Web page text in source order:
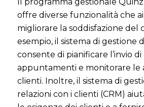
Il programma gestionale
offre diverse funzionalità che
migliorare la soddisfazione del
esempio, il sistema di gestione
consente di pianificare l’invio di
appuntamenti e monitorare le
clienti. Inoltre, il sistema di
relazioni con i clienti (CRM)